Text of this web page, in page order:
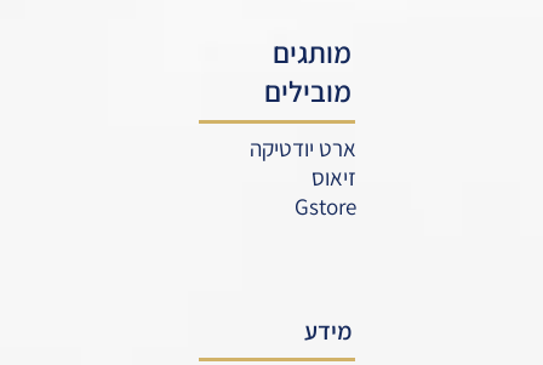
מותגים
מובילים
ארט יודטיקה
זיאוס
Gstore
מידע